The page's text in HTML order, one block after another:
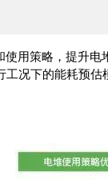
用策略，提升电
况下的能耗预